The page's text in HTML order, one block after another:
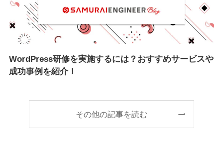
WordPress研修を実施するには？おすすめサービスや
成功事例を紹介！
その他の記事を読む